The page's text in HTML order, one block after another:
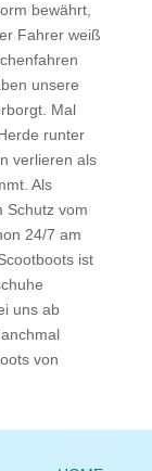
bewährt,
Fahrer weiß
unsere
Mal
runter
verlieren als
Als
Schutz vom
24/7 am
ist
uns ab
von